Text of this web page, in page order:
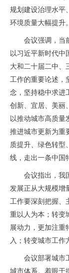
规划建设治理水平
环境质量大幅提升。
会议强调，当
以习近平新时代中
大和二十届二中、
工作的重要论述，
念，坚持稳中求进
创新、宜居、美丽
以推动城市高质量
推进城市更新为重
质提升、绿色转
线，走出一条中国
会议指出，我
发展正从大规模增
工作要深刻把握、
重以人为本；转变
展动力，更加注
入；转变城市工作
会议部署城市
城市体系。着眼于